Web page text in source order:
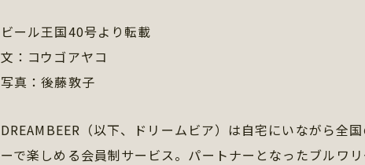
ビール王国40号より転載
文：コウゴアヤコ
写真：後藤敦子
DREAMBEER（以下、ドリームビア）は自宅にいながら全
ーで楽しめる会員制サービス。パートナーとなったブルワ